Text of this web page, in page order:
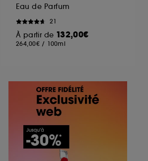
Eau de Parfum
21
À partir de 132,00€
264,00€ / 100ml